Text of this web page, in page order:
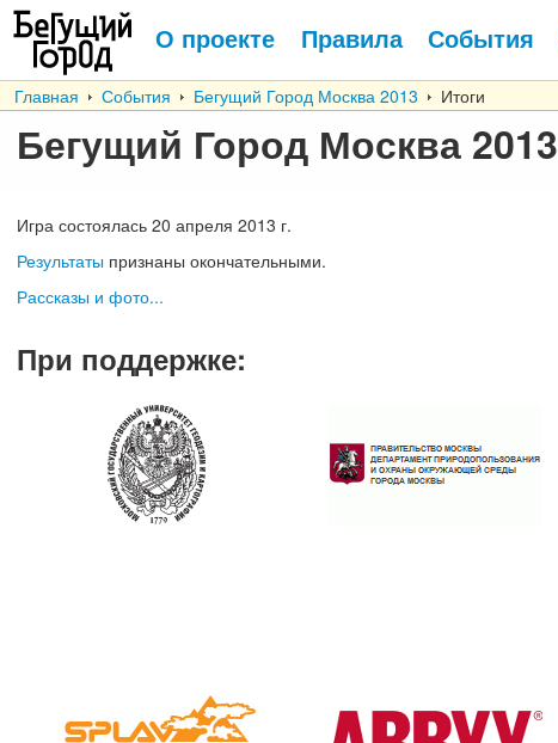
О проекте Правила События
Главная События Бегущий Город Москва 2013 Итоги
Бегущий Город Москва 2013
Игра состоялась 20 апреля 2013 г.
Результаты признаны окончательными.
Рассказы и фото...
При поддержке: